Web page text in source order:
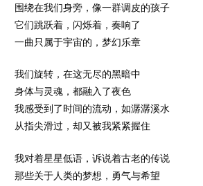
围绕在我们身旁，像一群调皮的孩子
它们跳跃着，闪烁着，奏响了
一曲只属于宇宙的，梦幻乐章
我们旋转，在这无尽的黑暗中
身体与灵魂，都融入了夜色
我感受到了时间的流动，如潺潺溪水
从指尖滑过，却又被我紧紧握住
我对着星星低语，诉说着古老的传说
那些关于人类的梦想，勇气与希望